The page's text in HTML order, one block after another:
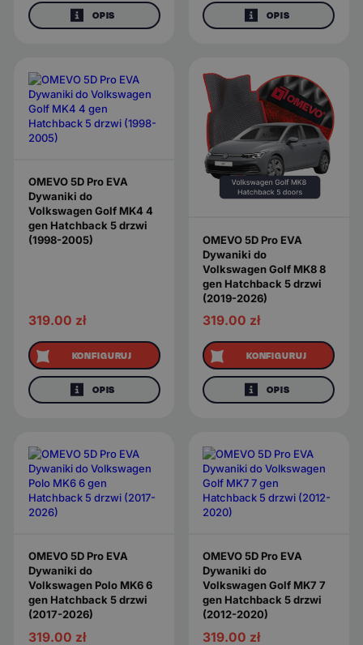
OPIS OPIS
OMEVO 5D Pro EVA
Dywaniki do
Volkswagen Golf MK4 4
gen Hatchback 5 drzwi
(1998-2005)
319.00 zł
KONFIGURUJ
OPIS
OMEVO 5D Pro EVA
Dywaniki do
Volkswagen Golf MK8 8
gen Hatchback 5 drzwi
(2019-2026)
319.00 zł
KONFIGURUJ
OPIS
OMEVO 5D Pro EVA
Dywaniki do
Volkswagen Polo MK6 6
gen Hatchback 5 drzwi
(2017-2026)
319.00 zł
OMEVO 5D Pro EVA
Dywaniki do
Volkswagen Golf MK7 7
gen Hatchback 5 drzwi
(2012-2020)
319.00 zł